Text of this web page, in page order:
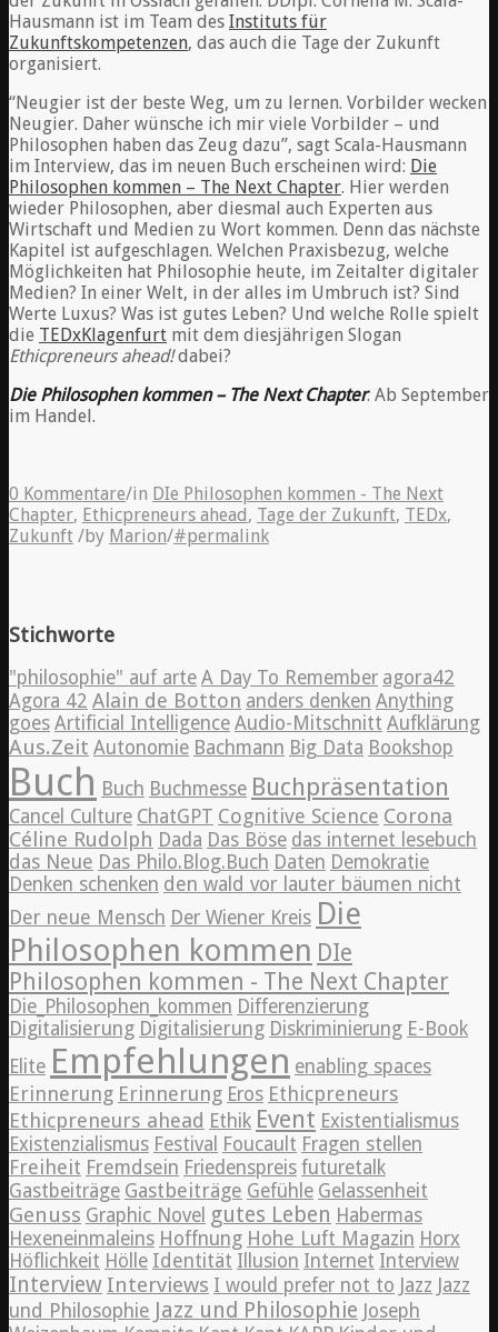
Hausmann ist im Team des Instituts für
Zukunftskompetenzen, das auch die Tage der Zukunft
organisiert.
“Neugier ist der beste Weg, um zu lernen. Vorbilder wecken
Neugier. Daher wünsche ich mir viele Vorbilder – und
Philosophen haben das Zeug dazu”, sagt Scala-Hausmann
im Interview, das im neuen Buch erscheinen wird: Die
Philosophen kommen – The Next Chapter. Hier werden
wieder Philosophen, aber diesmal auch Experten aus
Wirtschaft und Medien zu Wort kommen. Denn das nächste
Kapitel ist aufgeschlagen. Welchen Praxisbezug, welche
Möglichkeiten hat Philosophie heute, im Zeitalter digitaler
Medien? In einer Welt, in der alles im Umbruch ist? Sind
Werte Luxus? Was ist gutes Leben? Und welche Rolle spielt
die TEDxKlagenfurt mit dem diesjährigen Slogan
Ethicpreneurs ahead!dabei?
Die Philosophen kommen – The Next Chapter. Ab September
im Handel.
0 Kommentare/in DIe Philosophen kommen - The Next
Chapter, Ethicpreneurs ahead, Tage der Zukunft, TEDx,
Zukunft /by Marion/#permalink
Stichworte
"philosophie" auf arte A Day To Remember agora42
Agora 42 Alain de Botton anders denken Anything
goes Artificial Intelligence Audio-Mitschnitt Aufklärung
Aus.Zeit Autonomie Bachmann Big Data Bookshop
Buch Buch Buchmesse Buchpräsentation
Cancel Culture ChatGPT Cognitive Science Corona
Céline Rudolph Dada Das Böse das internet lesebuch
das Neue Das Philo.Blog.Buch Daten Demokratie
Denken schenken den wald vor lauter bäumen nicht
Der neue Mensch Der Wiener Kreis Die
Philosophen kommen DIe
Philosophen kommen - The Next Chapter
Die_Philosophen_kommen Differenzierung
Digitalisierung Digitalisierung Diskriminierung E-Book
Elite Empfehlungen enabling spaces
Erinnerung Erinnerung Eros Ethicpreneurs
Ethicpreneurs ahead Ethik Event Existentialismus
Existenzialismus Festival Foucault Fragen stellen
Freiheit Fremdsein Friedenspreis futuretalk
Gastbeiträge Gastbeiträge Gefühle Gelassenheit
Genuss Graphic Novel gutes Leben Habermas
Hexeneinmaleins Hoffnung Hohe Luft Magazin Horx
Höflichkeit Hölle Identität Illusion Internet Interview
Interview Interviews I would prefer not to Jazz Jazz
und Philosophie Jazz und Philosophie Joseph